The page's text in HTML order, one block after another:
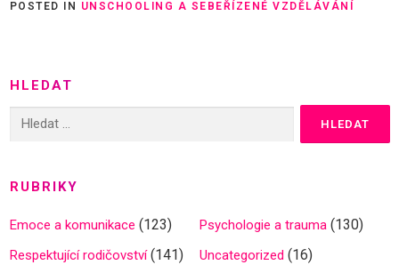
POSTED IN UNSCHOOLING A SEBEŘÍZENÉ VZDĚLÁVÁNÍ
HLEDAT
Vyhledávání
RUBRIKY
Emoce a komunikace (123) Psychologie a trauma (130)
Respektující rodičovství(141) Uncategorized (16)